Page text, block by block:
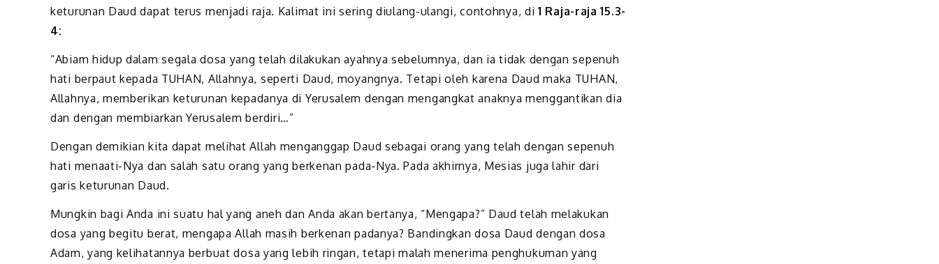
keturunan Daud dapat terus menjadi raja. Kalimat ini sering diulang-ulangi, contohnya, di1 Raja-raja 15.3-
4:
“Abiam hidup dalam segala dosa yang telah dilakukan ayahnya sebelumnya, dan ia tidak dengan sepenuh
hati berpaut kepada TUHAN, Allahnya, seperti Daud, moyangnya. Tetapi oleh karena Daud maka TUHAN,
Allahnya, memberikan keturunan kepadanya di Yerusalem dengan mengangkat anaknya menggantikan dia
dan dengan membiarkan Yerusalem berdiri…”
Dengan demikian kita dapat melihat Allah menganggap Daud sebagai orang yang telah dengan sepenuh
hati menaati-Nya dan salah satu orang yang berkenan pada-Nya. Pada akhirnya, Mesias juga lahir dari
garis keturunan Daud.
Mungkin bagi Anda ini suatu hal yang aneh dan Anda akan bertanya, “Mengapa?” Daud telah melakukan
dosa yang begitu berat, mengapa Allah masih berkenan padanya? Bandingkan dosa Daud dengan dosa
Adam, yang kelihatannya berbuat dosa yang lebih ringan, tetapi malah menerima penghukuman yang